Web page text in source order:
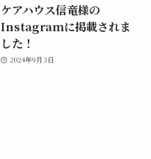
ケアハウス信竜様の
Instagramに掲載されま
した！
2024年9月3日